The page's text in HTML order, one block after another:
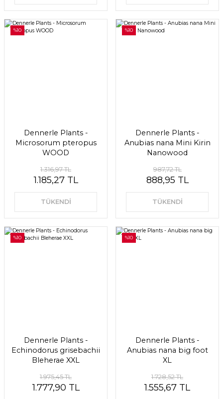
%10
Dennerle Plants -
Microsorum pteropus
WOOD
1.316,97 TL
1.185,27 TL
TÜKENDİ
%10
Dennerle Plants -
Anubias nana Mini Kirin
Nanowood
987,72 TL
888,95 TL
TÜKENDİ
%10
Dennerle Plants -
Echinodorus grisebachii
Bleherae XXL
1.975,45 TL
1.777,90 TL
%10
Dennerle Plants -
Anubias nana big foot
XL
1.728,52 TL
1.555,67 TL